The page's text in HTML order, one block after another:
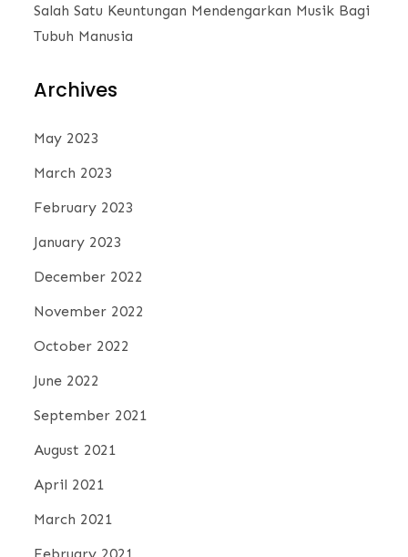
Salah Satu Keuntungan Mendengarkan Musik Bagi
Tubuh Manusia
Archives
May 2023
March 2023
February 2023
January 2023
December 2022
November 2022
October 2022
June 2022
September 2021
August 2021
April 2021
March 2021